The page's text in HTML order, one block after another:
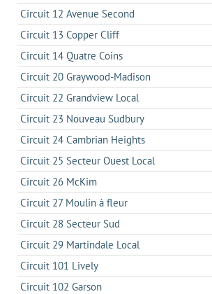
Circuit 12 Avenue Second
Circuit 13 Copper Cliff
Circuit 14 Quatre Coins
Circuit 20 Graywood-Madison
Circuit 22 Grandview Local
Circuit 23 Nouveau Sudbury
Circuit 24 Cambrian Heights
Circuit 25 Secteur Ouest Local
Circuit 26 McKim
Circuit 27 Moulin à fleur
Circuit 28 Secteur Sud
Circuit 29 Martindale Local
Circuit 101 Lively
Circuit 102 Garson